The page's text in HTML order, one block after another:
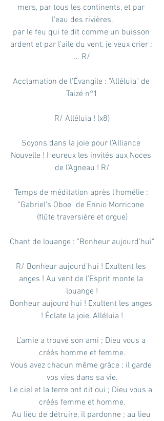
mers, par tous les continents, et par
l’eau des rivières,
par le feu qui te dit comme un buisson
ardent et par l’aile du vent, je veux crier :
… R/
Acclamation de l’Évangile : "Alléluia" de
Taizé n°1
R/ Alléluia ! (x8)
Soyons dans la joie pour l’Alliance
Nouvelle ! Heureux les invités aux Noces
de l’Agneau ! R/
Temps de méditation après l'homélie :
"Gabriel’s Oboe" de Ennio Morricone
(flûte traversière et orgue)
Chant de louange : "Bonheur aujourd’hui"
R/ Bonheur aujourd’hui ! Exultent les
anges ! Au vent de l’Esprit monte la
louange !
Bonheur aujourd’hui ! Exultent les anges
! Éclate la joie, Alléluia !
L’amie a trouvé son ami ; Dieu vous a
créés homme et femme.
Vous avez chacun même grâce ; il garde
vos vies dans sa vie.
Le ciel et la terre ont dit oui ; Dieu vous a
créés femme et homme.
Au lieu de détruire, il pardonne ; au lieu